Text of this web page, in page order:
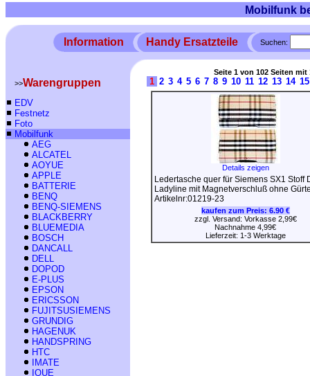
Mobilfunk
Information Handy Ersatzteile Suchen:
>>Warengruppen
EDV
Festnetz
Foto
Mobilfunk
AEG
ALCATEL
AOYUE
APPLE
BATTERIE
BENQ
BENQ-SIEMENS
BLACKBERRY
BLUEMEDIA
BOSCH
DANCALL
DELL
DOPOD
E-PLUS
EPSON
ERICSSON
FUJITSUSIEMENS
GRUNDIG
HAGENUK
HANDSPRING
HTC
IMATE
IQUE
Seite 1 von 102 Seiten mit
1 2 3 4 5 6 7 8 9 10 11 12 13 14 15
Details zeigen
Ledertasche quer für Siemens SX1 Stoff
Ladyline mit Magnetverschluß ohne
Artikelnr:01219-23
kaufen zum Preis: 6.90 €
zzgl. Versand: Vorkasse 2,99€
Nachnahme 4,99€
Lieferzeit: 1-3 Werktage